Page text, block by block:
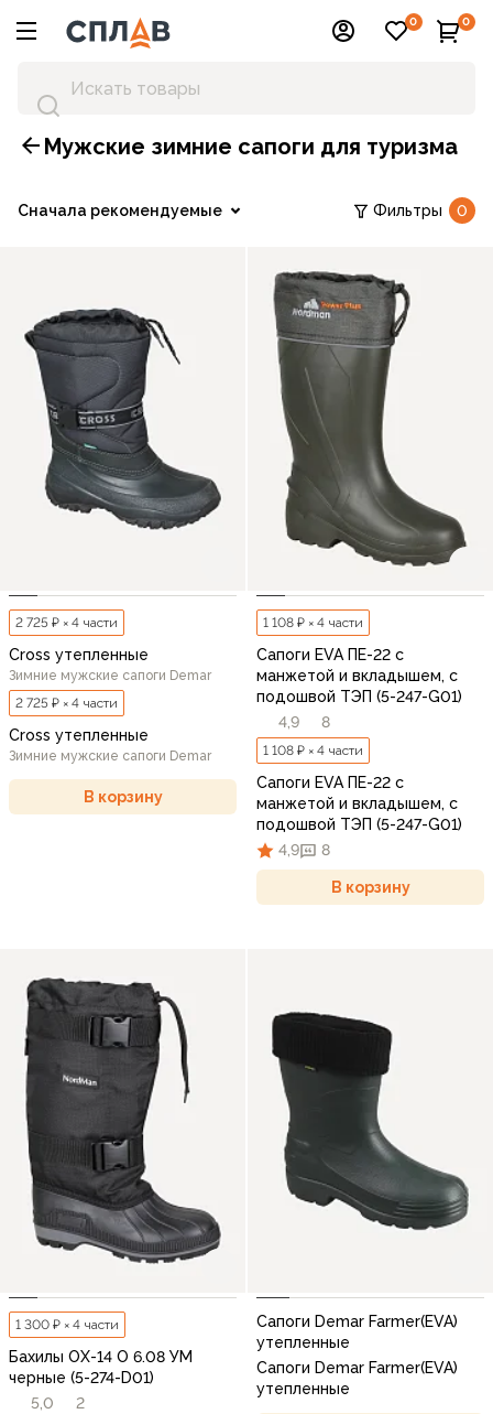
0 0
Мужские зимние сапоги для туризма
Сначала рекомендуемые Фильтры 0
2 725 ₽ × 4 части
Cross утепленные
Зимние мужские сапоги Demar
2 725 ₽ × 4 части
Cross утепленные
Зимние мужские сапоги Demar
В корзину
1 108 ₽ × 4 части
Сапоги EVA ПЕ-22 с
манжетой и вкладышем, с
подошвой ТЭП (5-247-G01)
4,9
8
1 108 ₽ × 4 части
Сапоги EVA ПЕ-22 с
манжетой и вкладышем, с
подошвой ТЭП (5-247-G01)
4,9
8
В корзину
1 300 ₽ × 4 части
Бахилы ОХ-14 О 6.08 УМ
черные (5-274-D01)
5,0
2
Сапоги Demar Farmer(EVA)
утепленные
Сапоги Demar Farmer(EVA)
утепленные